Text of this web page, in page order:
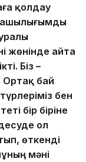
қолдау
жөнінде айта
Біз –
Ортақ бай
бен
бір біріне
ол
өткенді
мәні